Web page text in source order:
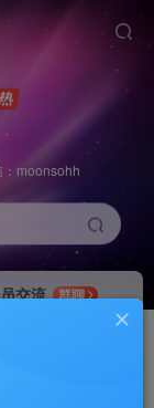
moonsohh
交流
群聊